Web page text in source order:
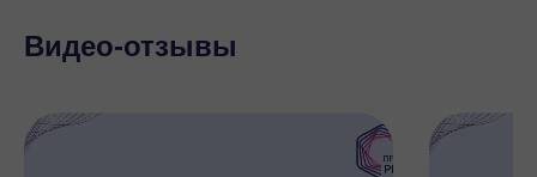
Видео-отзывы